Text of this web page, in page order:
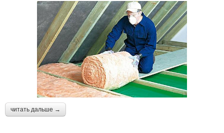
читать дальше →